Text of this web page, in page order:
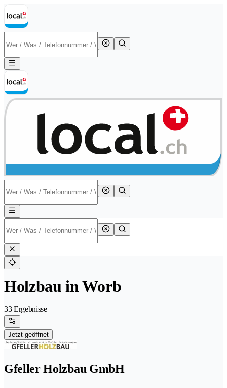
Holzbau in Worb
33 Ergebnisse
Jetzt geöffnet
Gfeller Holzbau GmbH